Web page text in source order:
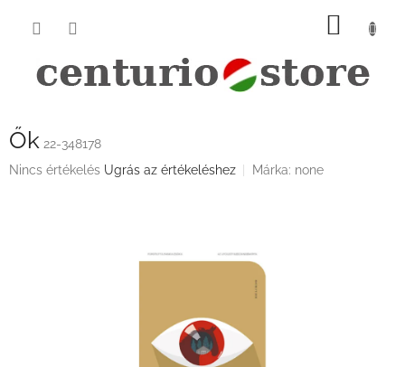
KOSÁR
Ők 22-348178
A
Nincs értékelés Ugrás az értékeléshez Márka: none